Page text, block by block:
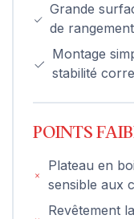
Grande
de
Montage
stabilité
POINTS
Plateau en
sensible aux
Revêtement